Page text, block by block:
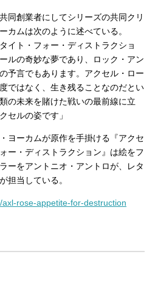
同創業者にしてシリーズの共同クリ
カムは次のように述べている。
イト・フォー・ディストラクショ
ルの奇妙な夢であり、ロック・アン
予言でもあります。アクセル・ロー
ではなく、生き残ることなのだとい
の未来を賭けた戦いの最前線に立
セルの姿です」
ヨーカムが原作を手掛ける『アクセ
ー・ディストラクション』は絵をフ
ーをアントニオ・アントロが、レタ
担当している。
rose-appetite-for-destruction